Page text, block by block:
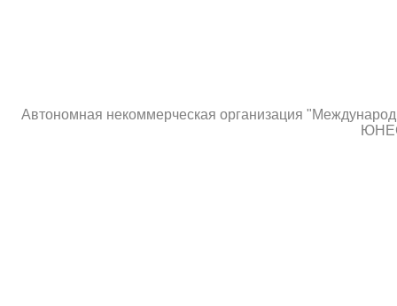
Автономная некоммерческая организация